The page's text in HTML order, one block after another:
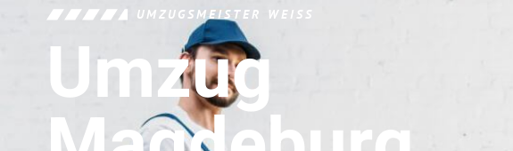
UMZUGSMEISTER WEISS
Umzug